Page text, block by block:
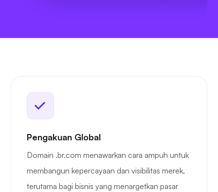
Pengakuan Global
Domain .br.com menawarkan cara ampuh untuk
membangun kepercayaan dan visibilitas merek,
terutama bagi bisnis yang menargetkan pasar